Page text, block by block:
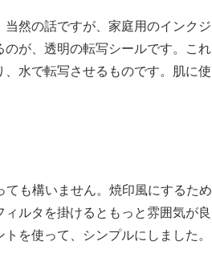
然の話ですが、家庭用のインクジ
が、透明の転写シールです。これ
水で転写させるものです。肌に使
も構いません。焼印風にするため
ルタを掛けるともっと雰囲気が良
を使って、シンプルにしました。